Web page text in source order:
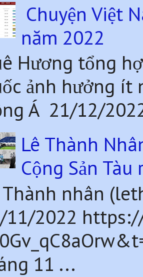
Chuyện Việt
năm 2022
Hương tổng
ảnh hưởng ít
Á 21/12/
Lê Thành
Cộng Sản
Thành nhân
11/2022
11 ...